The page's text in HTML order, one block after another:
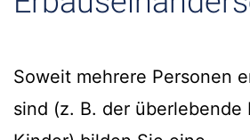
Soweit mehrere Personen
sind (z. B. der überlebende